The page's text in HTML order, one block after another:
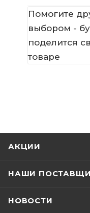
Помогите
выбором -
поделится
товаре
АКЦИИ
НАШИ
НОВОСТИ